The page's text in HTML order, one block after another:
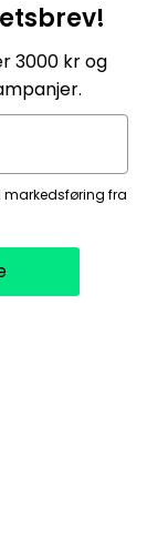
3000 kr og
fra